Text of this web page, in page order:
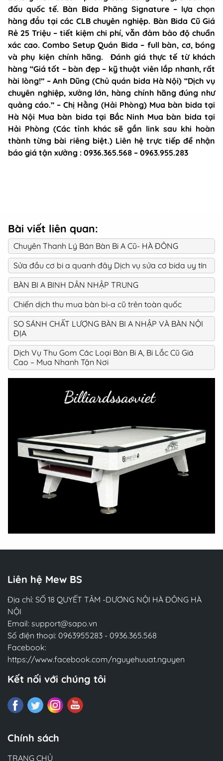
đấu quốc tế. Bàn Bida Phăng Signature – lựa chọn
hàng đầu tại các CLB chuyên nghiệp. Bàn Bida Cũ Giá
Rẻ 25 Triệu – tiết kiệm chi phí, vẫn đảm bảo độ chuẩn
xác cao. Combo Setup Quán Bida – full bàn, cơ, bóng
và phụ kiện chính hãng. Đánh giá thực tế từ khách
hàng “Giá tốt – bàn đẹp – kỹ thuật viên lắp nhanh, rất
hài lòng!” – Anh Dũng (Chủ quán bida Hà Nội) “Dịch vụ
chuyên nghiệp, xưởng lớn, hàng chính hãng đúng như
quảng cáo.” – Chị Hằng (Hải Phòng) Mua bàn bida tại
Hà Nội Mua bàn bida tại Bắc Ninh Mua bàn bida tại
Hải Phòng (Các tỉnh khác sẽ gắn link sau khi hoàn
thành từng bài riêng biệt.) Liên hệ trực tiếp để nhận
báo giá tận xưởng : 0936.365.568 – 0963.955.283
Bài viết liên quan:
Chuyên Thanh Lý Bán Bàn Bi A Cũ- HÀ ĐÔNG
Sửa đầu cơ bi a quanh đây Dịch vụ sửa cơ bida uy tín
BÀN BI A BINH DÂN NHẬP TRUNG
Chiến dịch thu mua bàn bi-a cũ trên toàn quốc
SO SÁNH CHẤT LƯỢNG BÀN BI A NHẬP VÀ BÀN NỘI
ĐỊA
Dịch Vụ Thu Gom Các Loại Bàn Bi A, Bi Lắc Cũ Giá
Cao – Mua Nhanh Tận Nơi
Liên hệ Mew BS
Địa chỉ: SỐ 18 QUYẾT TÂM -DƯƠNG NỘI HÀ ĐÔNG HÀ
NỘI
Email: support@sapo.vn
Số điện thoại: 0963955283 - 0936.365.568
Facebook:
https://www.facebook.com/nguyehuuat.nguyen
Kết nối với chúng tôi
Chính sách
TRANG CHỦ